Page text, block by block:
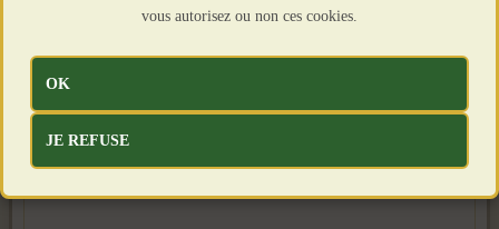
vous autorisez ou non ces cookies.
OK
JE REFUSE